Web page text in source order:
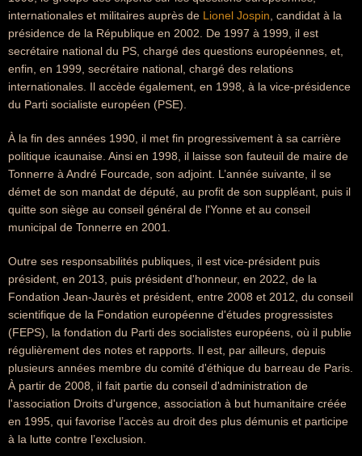
internationales et militaires auprès de Lionel Jospin , candidat à la
présidence de la République en 2002. De 1997 à 1999, il est
secrétaire national du PS, chargé des questions européennes, et,
enfin, en 1999, secrétaire national, chargé des relations
internationales. Il accède également, en 1998, à la vice-présidence
du Parti socialiste européen (PSE).
À la fin des années 1990, il met fin progressivement à sa carrière
politique icaunaise. Ainsi en 1998, il laisse son fauteuil de maire de
Tonnerre à André Fourcade, son adjoint. L’année suivante, il se
démet de son mandat de député, au profit de son suppléant, puis il
quitte son siège au conseil général de l'Yonne et au conseil
municipal de Tonnerre en 2001.
Outre ses responsabilités publiques, il est vice-président puis
président, en 2013, puis président d'honneur, en 2022, de la
Fondation Jean-Jaurès et président, entre 2008 et 2012, du conseil
scientifique de la Fondation européenne d'études progressistes
(FEPS), la fondation du Parti des socialistes européens, où il publie
régulièrement des notes et rapports. Il est, par ailleurs, depuis
plusieurs années membre du comité d'éthique du barreau de Paris.
À partir de 2008, il fait partie du conseil d'administration de
l'association Droits d'urgence, association à but humanitaire créée
en 1995, qui favorise l’accès au droit des plus démunis et participe
à la lutte contre l’exclusion.